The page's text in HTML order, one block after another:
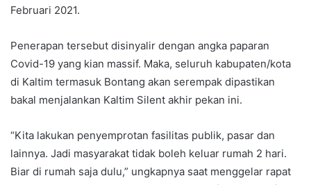
Februari 2021.
Penerapan tersebut disinyalir dengan angka paparan
Covid-19 yang kian massif. Maka, seluruh kabupaten/kota
di Kaltim termasuk Bontang akan serempak dipastikan
bakal menjalankan Kaltim Silent akhir pekan ini.
“Kita lakukan penyemprotan fasilitas publik, pasar dan
lainnya. Jadi masyarakat tidak boleh keluar rumah 2 hari.
Biar di rumah saja dulu,” ungkapnya saat menggelar rapat